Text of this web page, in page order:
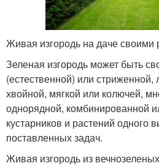
Живая изгородь на даче своими
Зеленая изгородь может быть
(естественной) или стриженной,
хвойной, мягкой или колючей,
однорядной, комбинированной
кустарников и растений одного
поставленных задач.
Живая изгородь из